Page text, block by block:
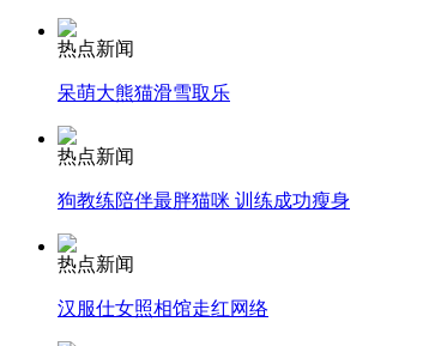
安徽一实载49人客车翻车
走！跟着总书记去植树
消防员救轻生者
热点新闻
呆萌大熊猫滑雪取乐
热点新闻
狗教练陪伴最胖猫咪 训练成功瘦身
热点新闻
汉服仕女照相馆走红网络